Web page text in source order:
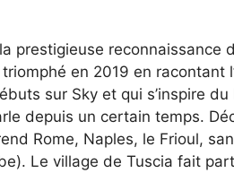
prestigieuse reconnaissance
en 2019 en racontant
sur Sky et qui s’inspire
depuis un certain temps.
Rome, Naples, le Frioul,
Le village de Tuscia fait